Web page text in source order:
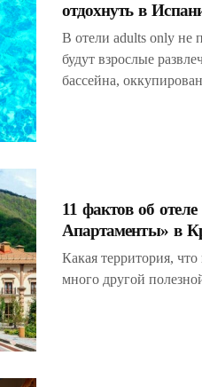
отдохнуть в
В отели adults only не
будут взрослые
бассейна,
11 фактов об
Апартаменты» в
Какая территория, что
много другой